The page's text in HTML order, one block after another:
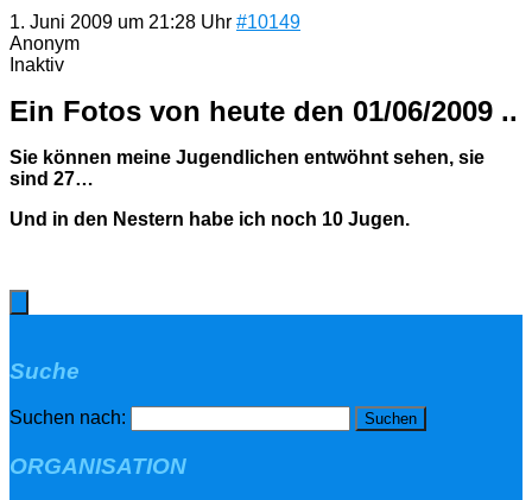
1. Juni 2009 um 21:28 Uhr #10149
Anonym
Inaktiv
Ein Fotos von heute den 01/06/2009 ..
Sie können meine Jugendlichen entwöhnt sehen, sie
sind 27…
Und in den Nestern habe ich noch 10 Jugen.
Suche
Suchen nach:
ORGANISATION